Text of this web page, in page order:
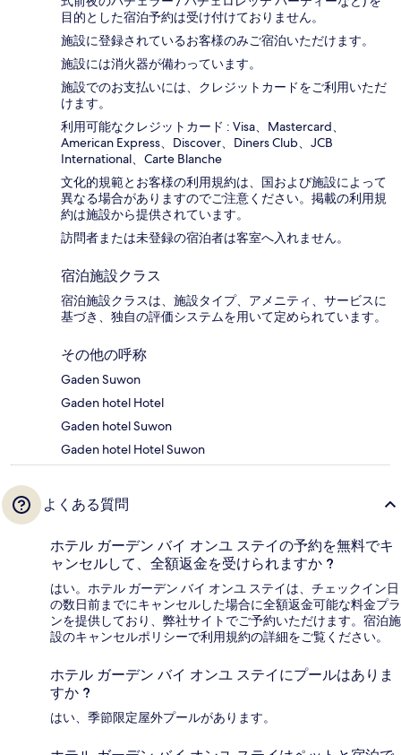
目的とした宿泊予約は受け付けておりません。
施設に登録されているお客様のみご宿泊いただけます。
施設には消火器が備わっています。
施設でのお支払いには、クレジットカードをご利用いただ
けます。
利用可能なクレジットカード : Visa、Mastercard、
American Express、Discover、Diners Club、JCB
International、Carte Blanche
文化的規範とお客様の利用規約は、国および施設によって
異なる場合がありますのでご注意ください。掲載の利用規
約は施設から提供されています。
訪問者または未登録の宿泊者は客室へ入れません。
宿泊施設クラス
宿泊施設クラスは、施設タイプ、アメニティ、サービスに
基づき、独自の評価システムを用いて定められています。
その他の呼称
Gaden Suwon
Gaden hotel Hotel
Gaden hotel Suwon
Gaden hotel Hotel Suwon
よくある質問
ホテル ガーデン バイ オンユ ステイの予約を無料でキ
ャンセルして、全額返金を受けられますか ?
はい。ホテル ガーデン バイ オンユ ステイは、チェックイン日
の数日前までにキャンセルした場合に全額返金可能な料金プラ
ンを提供しており、弊社サイトでご予約いただけます。宿泊施
設のキャンセルポリシーで利用規約の詳細をご覧ください。
ホテル ガーデン バイ オンユ ステイにプールはありま
すか ?
はい、季節限定屋外プールがあります。